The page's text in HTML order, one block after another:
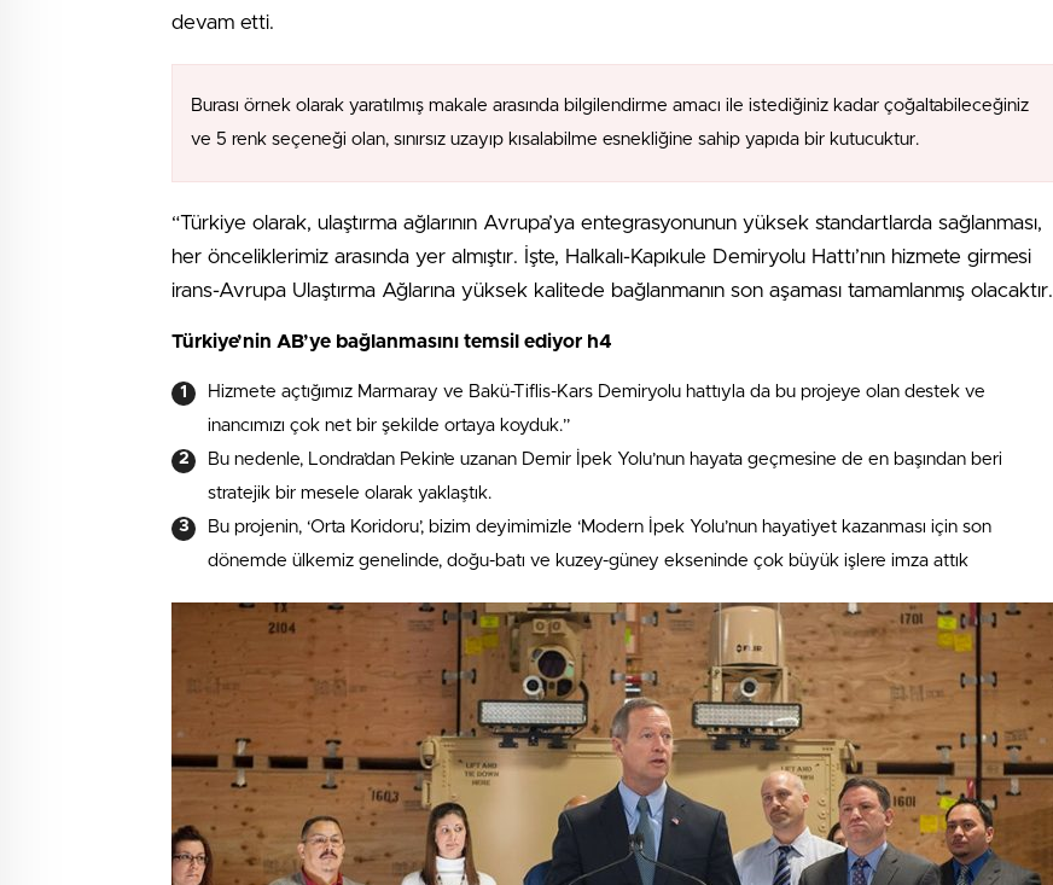
devam etti.
Burası örnek olarak yaratılmış makale arasında bilgilendirme amacı ile istediğiniz kadar çoğaltabileceğiniz
ve 5 renk seçeneği olan, sınırsız uzayıp kısalabilme esnekliğine sahip yapıda bir kutucuktur.
“Türkiye olarak, ulaştırma ağlarının Avrupa’ya entegrasyonunun yüksek standartlarda sağlanması,
her önceliklerimiz arasında yer almıştır. İşte, Halkalı-Kapıkule Demiryolu Hattı’nın hizmete girmesi
irans-Avrupa Ulaştırma Ağlarına yüksek kalitede bağlanmanın son aşaması tamamlanmış olacaktır.
Türkiye’nin AB’ye bağlanmasını temsil ediyor h4
Hizmete açtığımız Marmaray ve Bakü-Tiflis-Kars Demiryolu hattıyla da bu projeye olan destek ve
inancımızı çok net bir şekilde ortaya koyduk.”
Bu nedenle, Londra’dan Pekin’e uzanan Demir İpek Yolu’nun hayata geçmesine de en başından beri
stratejik bir mesele olarak yaklaştık.
Bu projenin, ‘Orta Koridoru’, bizim deyimimizle ‘Modern İpek Yolu’nun hayatiyet kazanması için son
dönemde ülkemiz genelinde, doğu-batı ve kuzey-güney ekseninde çok büyük işlere imza attık